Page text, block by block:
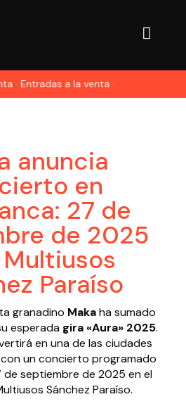
· Entradas a la venta ·
anuncia
en
27 de
de 2025
Paraíso
granadino Makaha sumado
esperada gira «Aura» 2025.
en una de las ciudades
un concierto programado
de septiembre de 2025 en el
Sánchez Paraíso.